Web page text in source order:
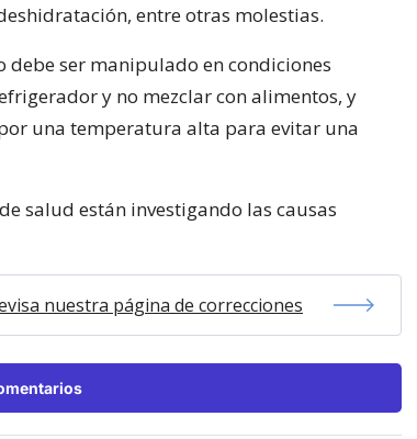
entre otras molestias.
debe ser manipulado en condiciones
y no mezclar con alimentos, y
una temperatura alta para evitar una
salud están investigando las causas
nuestra página de correcciones